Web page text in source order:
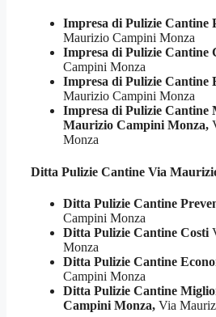
Impresa di Pulizie Cantine
Maurizio Campini Monza
Impresa di Pulizie Cantine
Campini Monza
Impresa di Pulizie Cantine
Maurizio Campini Monza
Impresa di Pulizie Cantine
Maurizio Campini Monza,
Monza
Ditta Pulizie Cantine Via
Ditta Pulizie Cantine
Campini Monza
Ditta Pulizie Cantine Costi
Monza
Ditta Pulizie Cantine
Campini Monza
Ditta Pulizie Cantine
Campini Monza, Via